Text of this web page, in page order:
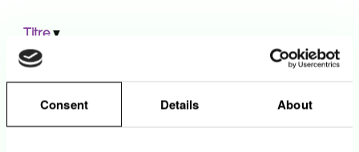
Consent Details About
Titre
Stage 2026 / Internship 2026 / Praktikum 2026
24 juil. 2026
Internship Learning & Development (m/f/n)
Esch-sur-Alzette